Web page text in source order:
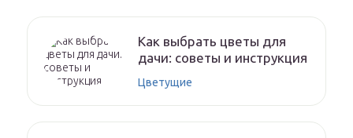
Как выбрать цветы для
дачи: советы и инструкция
Цветущие